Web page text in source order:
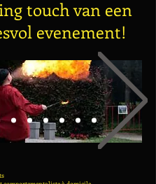
touch van een
evenement!